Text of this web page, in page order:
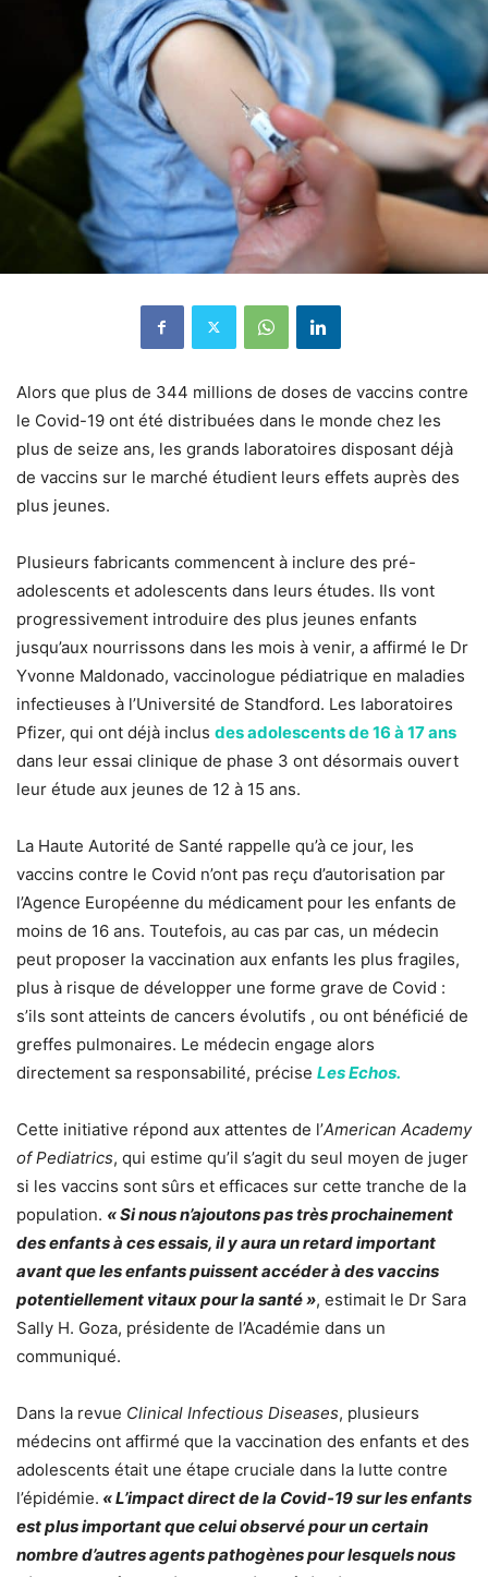
Alors que plus de 344 millions de doses de vaccins contre
le Covid-19 ont été distribuées dans le monde chez les
plus de seize ans, les grands laboratoires disposant déjà
de vaccins sur le marché étudient leurs effets auprès des
plus jeunes.
Plusieurs fabricants commencent à inclure des pré-
adolescents et adolescents dans leurs études. Ils vont
progressivement introduire des plus jeunes enfants
jusqu’aux nourrissons dans les mois à venir, a affirmé le Dr
Yvonne Maldonado, vaccinologue pédiatrique en maladies
infectieuses à l’Université de Standford. Les laboratoires
Pfizer, qui ont déjà inclus des adolescents de 16 à 17 ans
dans leur essai clinique de phase 3 ont désormais ouvert
leur étude aux jeunes de 12 à 15 ans.
La Haute Autorité de Santé rappelle qu’à ce jour, les
vaccins contre le Covid n’ont pas reçu d’autorisation par
l’Agence Européenne du médicament pour les enfants de
moins de 16 ans. Toutefois, au cas par cas, un médecin
peut proposer la vaccination aux enfants les plus fragiles,
plus à risque de développer une forme grave de Covid :
s’ils sont atteints de cancers évolutifs , ou ont bénéficié de
greffes pulmonaires. Le médecin engage alors
directement sa responsabilité, précise Les Echos.
Cette initiative répond aux attentes de l’American Academy
of Pediatrics, qui estime qu’il s’agit du seul moyen de juger
si les vaccins sont sûrs et efficaces sur cette tranche de la
population. « Si nous n’ajoutons pas très prochainement
des enfants à ces essais, il y aura un retard important
avant que les enfants puissent accéder à des vaccins
potentiellement vitaux pour la santé », estimait le Dr Sara
Sally H. Goza, présidente de l’Académie dans un
communiqué.
Dans la revue Clinical Infectious Diseases, plusieurs
médecins ont affirmé que la vaccination des enfants et des
adolescents était une étape cruciale dans la lutte contre
l’épidémie. « L’impact direct de la Covid-19 sur les enfants
est plus important que celui observé pour un certain
nombre d’autres agents pathogènes pour lesquels nous